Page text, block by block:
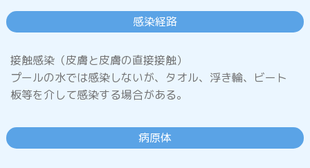
腸管出血性大腸菌(O157等)感染症
ノロウイルス感染症(1.ウイルス性胃腸炎)
ロタウイルス感染症(2.ウイルス性胃腸炎)
感染経路
接触感染（皮膚と皮膚の直接接触）
プールの水では感染しないが、タオル、浮き輪、ビート
板等を介して感染する場合がある。
病原体